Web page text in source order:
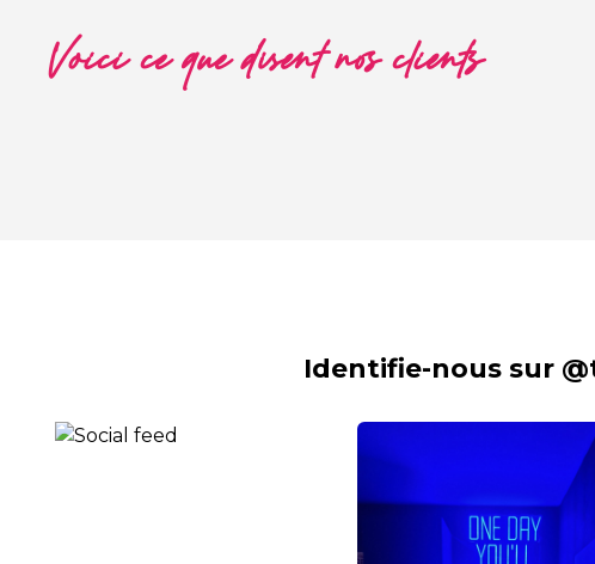
Voici ce que disent nos clients
Identifie-nous sur